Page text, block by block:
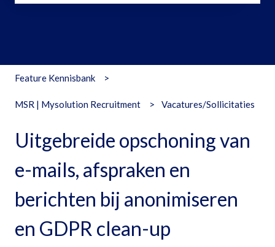
Feature Kennisbank
MSR | Mysolution Recruitment Vacatures/Sollicitaties
Uitgebreide opschoning van
e-mails, afspraken en
berichten bij anonimiseren
en GDPR clean-up